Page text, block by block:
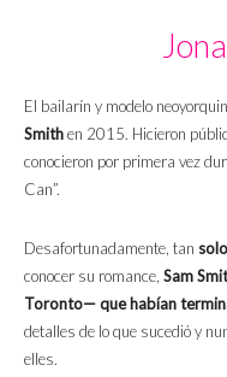
El bailarín y modelo
Smithen 2015. Hicieron
conocieron por primera vez
Can”.
Desafortunadamente, tan
conocer su romance, Sam
Toronto— que habían
detalles de lo que sucedió y
elles.